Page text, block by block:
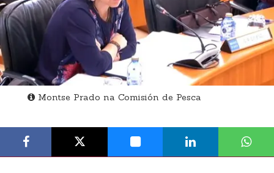
Montse Prado na Comisión de Pesca